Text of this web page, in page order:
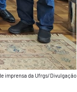
imprensa da Ufrgs/Divulgação